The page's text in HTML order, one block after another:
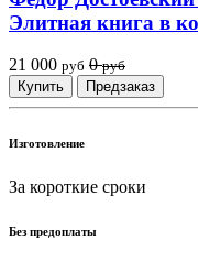
Элитная книга в
21 000 руб 0 руб
Купить
Предзаказ
Изготовление
За короткие сроки
Без предоплаты